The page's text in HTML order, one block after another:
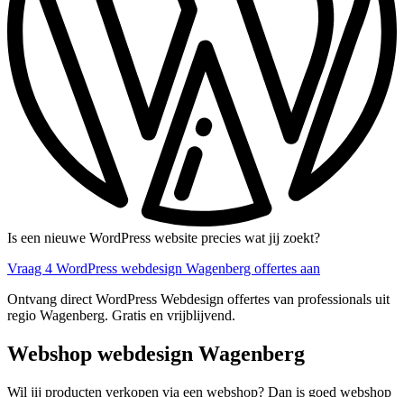
Is een nieuwe WordPress website precies wat jij zoekt?
Vraag 4 WordPress webdesign Wagenberg offertes aan
Ontvang direct WordPress Webdesign offertes van professionals uit
regio Wagenberg. Gratis en vrijblijvend.
Webshop webdesign Wagenberg
Wil jij producten verkopen via een webshop? Dan is goed webshop